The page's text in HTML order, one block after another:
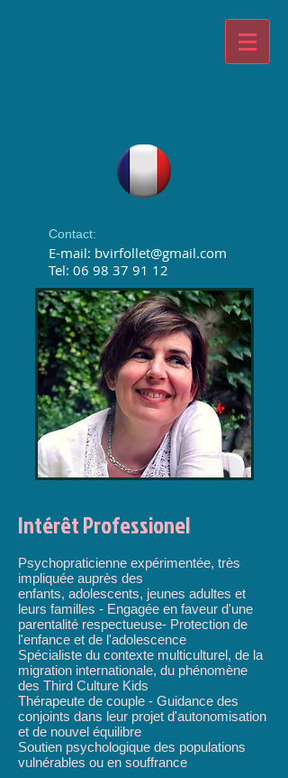
Contact:
E-mail: bvirfollet@gmail.com
Tel: 06 98 37 91 12
Intérêt Professionel
Psychopraticienne expérimentée, très
impliquée auprès des
enfants, adolescents, jeunes adultes et
leurs familles - Engagée en faveur d'une
parentalité respectueuse- Protection de
l'enfance et de l'adolescence
Spécialiste du contexte multiculturel, de la
migration internationale, du phénomène
des Third Culture Kids
Thérapeute de couple - Guidance des
conjoints dans leur projet d'autonomisation
et de nouvel équilibre
Soutien psychologique des populations
vulnérables ou en souffrance